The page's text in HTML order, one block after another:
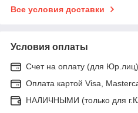
Все условия доставки
Условия оплаты
Счет на оплату (для
Оплата картой Visa,
НАЛИЧНЫМИ (только для